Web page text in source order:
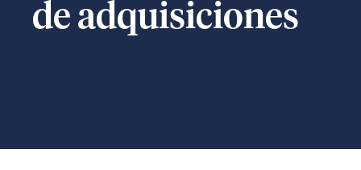
de adquisiciones